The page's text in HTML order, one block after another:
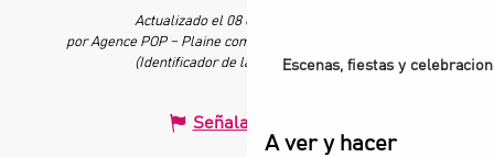
Escenas, fiestas y
A ver y hacer
Actualizado el 08 enero 2026 a 16:45
por Agence POP – Plaine commune vous Ouvre ses Portes
(Identificador de la oferta :7636933)
Señalar un error